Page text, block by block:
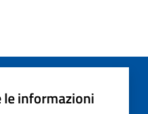
le informazioni